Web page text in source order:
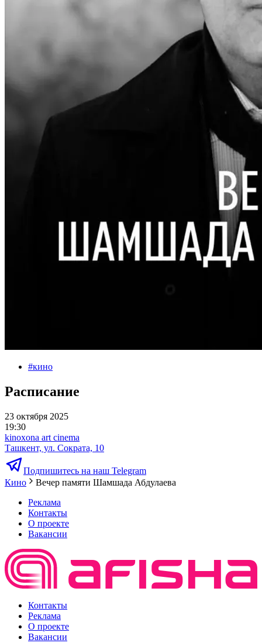
#кино
Расписание
23 октября 2025
19:30
kinoxona art cinema
Ташкент, ул. Сократа, 10
Подпишитесь на наш Telegram
Кино
Вечер памяти Шамшада Абдулаева
Реклама
Контакты
О проекте
Вакансии
Контакты
Реклама
О проекте
Вакансии